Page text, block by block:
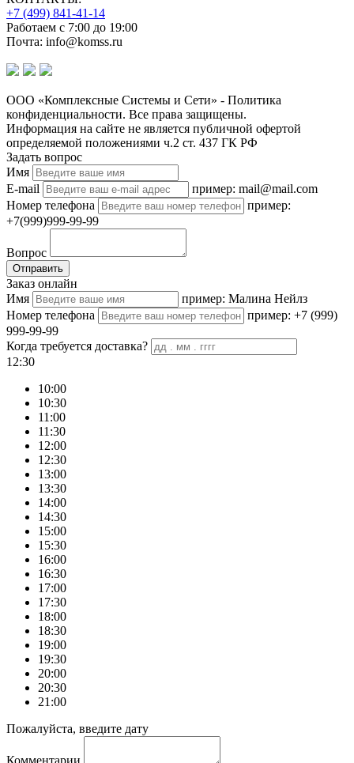
+7 (499) 841-41-14
Работаем с 7:00 до 19:00
Почта: info@komss.ru
ООО «Комплексные Системы и Сети» - Политика
конфиденциальности. Все права защищены.
Информация на сайте не является публичной офертой
определяемой положениями ч.2 ст. 437 ГК РФ
Задать вопрос
Имя
E-mail
пример: mail@mail.com
Номер телефона
пример:
+7(999)999-99-99
Вопрос
Отправить
Заказ онлайн
Имя
пример: Малина Нейлз
Номер телефона
пример: +7 (999)
999-99-99
Когда требуется доставка?
12:30
10:00
10:30
11:00
11:30
12:00
12:30
13:00
13:30
14:00
14:30
15:00
15:30
16:00
16:30
17:00
17:30
18:00
18:30
19:00
19:30
20:00
20:30
21:00
Пожалуйста, введите дату